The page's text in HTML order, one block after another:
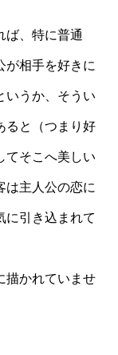
ば、特に普通
が相手を好きに
いうか、そうい
ると（つまり好
てそこへ美しい
は主人公の恋に
に引き込まれて
描かれていませ